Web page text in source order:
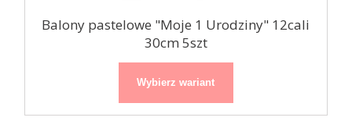
Balony pastelowe "Moje 1 Urodziny" 12cali
30cm 5szt
Wybierz wariant